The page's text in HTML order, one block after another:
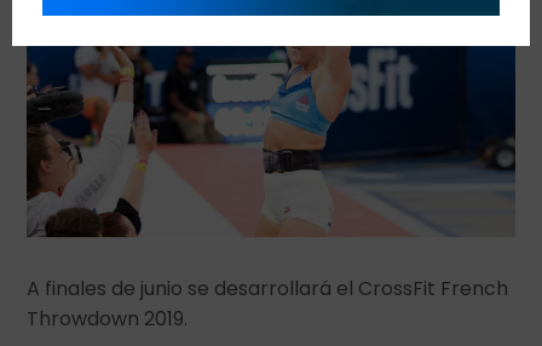
A finales de junio se desarrollará el CrossFit French
Throwdown 2019.